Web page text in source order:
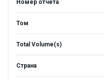
Номер отчета
Том
Total Volume(s)
Страна